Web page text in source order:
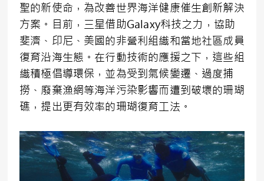
聖的新使命，為改善世界海洋健康催生創新解決
方案。目前，三星借助Galaxy科技之力，協助
斐濟、印尼、美國的非營利組織和當地社區成員
復育沿海生態。在行動技術的應援之下，這些組
織積極倡導環保，並為受到氣候變遷、過度捕
撈、廢棄漁網等海洋污染影響而遭到破壞的珊瑚
礁，提出更有效率的珊瑚復育工法。